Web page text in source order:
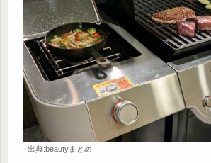
出典:beautyまとめ